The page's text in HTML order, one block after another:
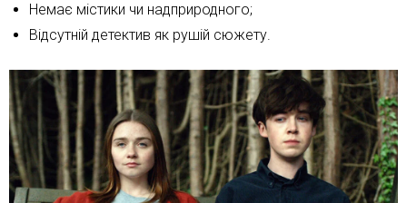
Немає містики чи надприродного;
Відсутній детектив як рушій сюжету.